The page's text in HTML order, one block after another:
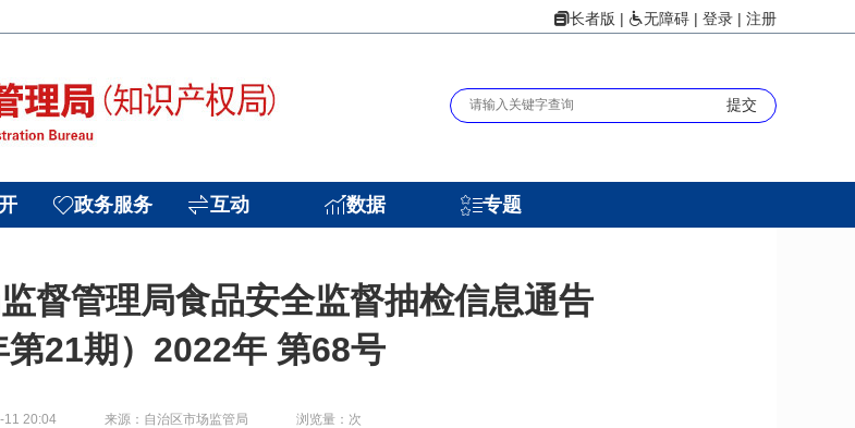
长者版 | 无障碍 | 登录 | 注册
政务服务 互动 数据 专题
督管理局食品安全监督抽检信息通告
第21期）2022年 第68号
11 20:04 来源：自治区市场监管局 浏览量： 次